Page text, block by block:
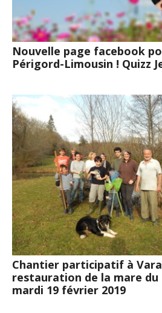
Nouvelle page facebook
Périgord-Limousin ! Quizz
Chantier participatif à
restauration de la mare du
mardi 19 février 2019